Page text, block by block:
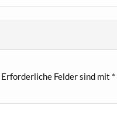
Erforderliche Felder sind mit *